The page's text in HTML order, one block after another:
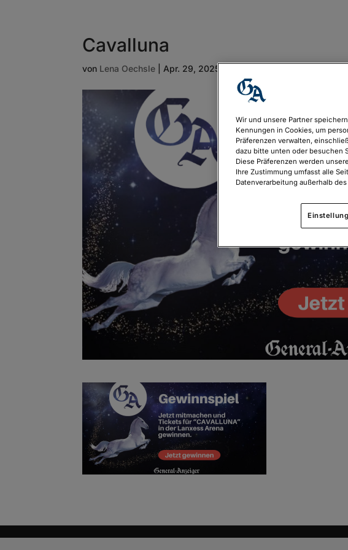
Cavalluna
von Lena Oechsle Apr. 29, 2025
Wir und unsere Partner
Kennungen in Cookies, um
Präferenzen verwalten,
dazu bitte unten oder besuchen
Diese Präferenzen werden
Ihre Zustimmung umfasst alle
Datenverarbeitung außerhalb des